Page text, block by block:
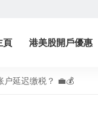
頁 港美股開戶優惠
户延迟缴税？ 💼💰